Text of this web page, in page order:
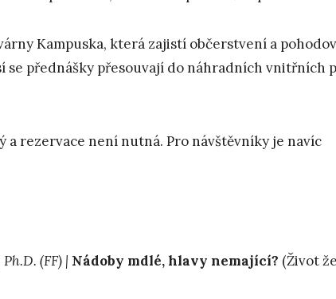
Kampuska, která zajistí občerstvení a
se přednášky přesouvají do náhradních vnitřních
a rezervace není nutná. Pro návštěvníky je navíc
(FF) | Nádoby mdlé, hlavy nemající? (Život